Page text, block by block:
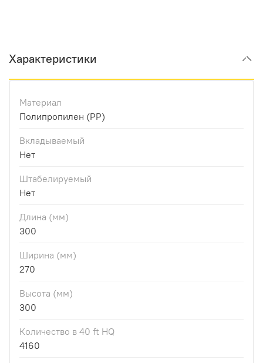
Характеристики
Материал
Полипропилен (PP)
Вкладываемый
Нет
Штабелируемый
Нет
Длина (мм)
300
Ширина (мм)
270
Высота (мм)
300
Количество в 40 ft HQ
4160